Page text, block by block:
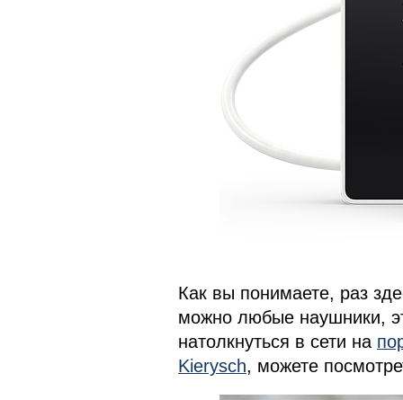
Как вы понимаете, раз
можно любые наушники,
натолкнуться в сети на
Kierysch, можете